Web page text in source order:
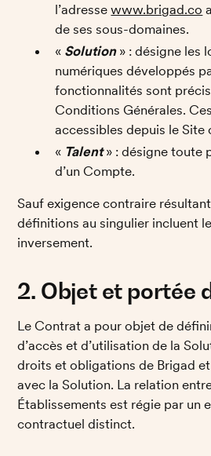
l’adresse www.brigad.co
de ses sous-domaines.
« Solution » : désigne les
numériques développés
fonctionnalités sont
Conditions Générales.
accessibles depuis le Site
« Talent » : désigne toute
d’un Compte.
Sauf exigence contraire
définitions au singulier incluent
inversement.
2. Objet et portée
Le Contrat a pour objet de
d’accès et d’utilisation de la
droits et obligations de Brigad et
avec la Solution. La relation
Établissements est régie par un
contractuel distinct.